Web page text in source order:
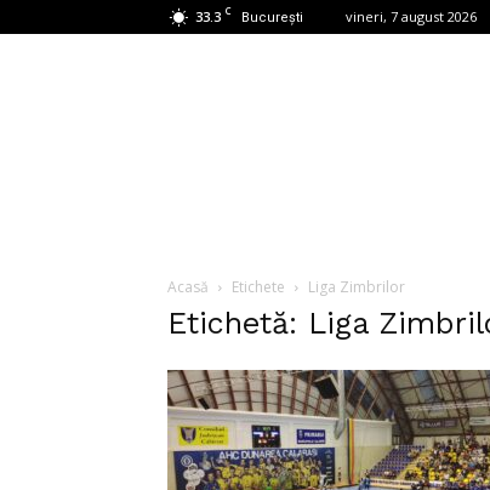
33.3 C București vineri, 7 august 2026
Acasă Etichete Liga Zimbrilor
Etichetă: Liga